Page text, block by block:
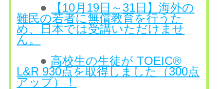
●
【10月19日～31日】海外の
難民の若者に無償教育を行うた
め、日本では受講いただけませ
ん。
● 高校生の生徒が TOEIC®
L&R 930点を取得しました（300点
アップ）！